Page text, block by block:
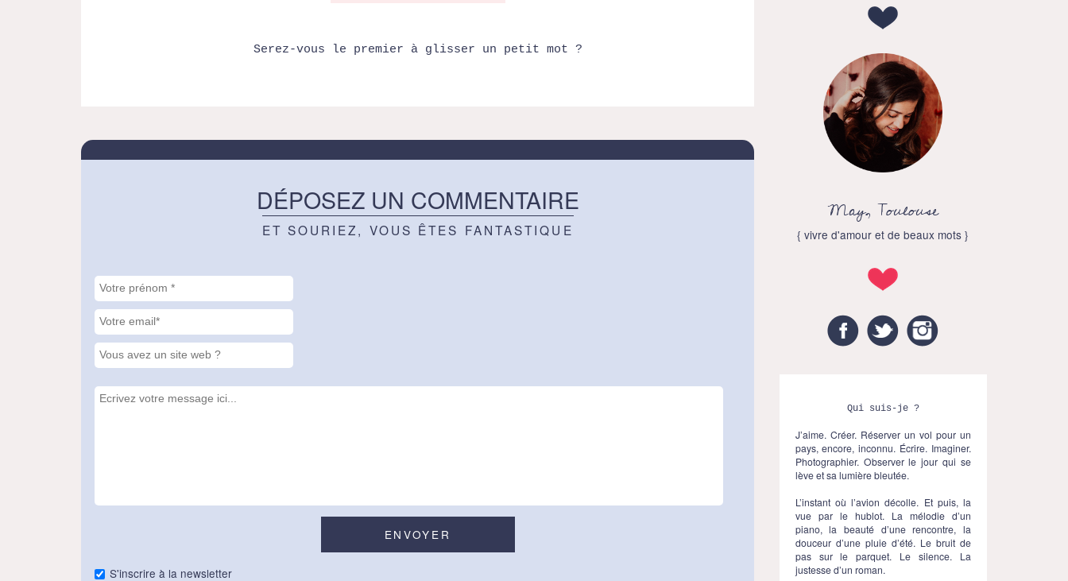
Serez-vous le premier à glisser un petit mot ?
DÉPOSEZ UN COMMENTAIRE
ET SOURIEZ, VOUS ÊTES FANTASTIQUE
S'inscrire à la newsletter
May, Toulouse
{ vivre d'amour et de beaux mots }
FacebookTwitter
Qui suis-je ?
J’aime. Créer. Réserver un vol pour un
pays, encore, inconnu. Écrire. Imaginer.
Photographier. Observer le jour qui se
lève et sa lumière bleutée.
L’instant où l’avion décolle. Et puis, la
vue par le hublot. La mélodie d’un
piano, la beauté d’une rencontre, la
douceur d’une pluie d’été. Le bruit de
pas sur le parquet. Le silence. La
justesse d’un roman.